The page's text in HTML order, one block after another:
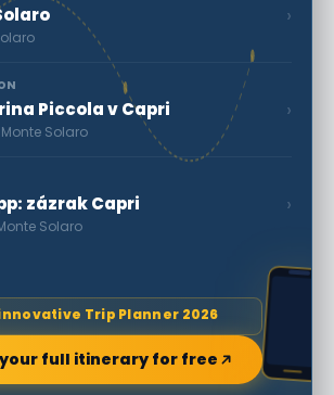
›
Piccola v Capri
Monte Solaro
›
zázrak Capri
Monte Solaro
›
Trip Planner 2026
your full itinerary for free